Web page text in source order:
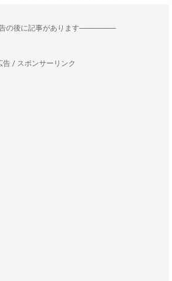
告の後に記事があります--------------------
告 / スポンサーリンク